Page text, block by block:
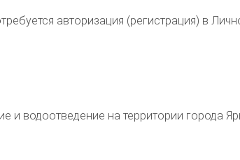
авторизация (регистрация) в
и водоотведение на территории города